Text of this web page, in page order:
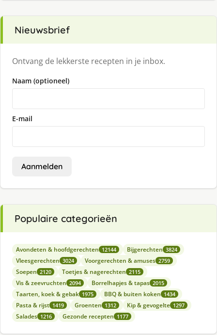
Nieuwsbrief
Ontvang de lekkerste recepten in je inbox.
Naam (optioneel)
E-mail
Aanmelden
Populaire categorieën
Avondeten & hoofdgerechten 12144 Bijgerechten 3824
Vleesgerechten 3024 Voorgerechten & amuses 2759
Soepen 2120 Toetjes & nagerechten 2115
Vis & zeevruchten 2094 Borrelhapjes & tapas 2015
Taarten, koek & gebak 1975 BBQ & buiten koken 1434
Pasta & rijst 1419 Groenten 1312 Kip & gevogelte 1297
Salades 1216 Gezonde recepten 1177